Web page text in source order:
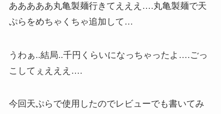
あああああ丸亀製麺行きてえええ….丸亀製麺で天
ぷらをめちゃくちゃ追加して…
うわぁ..結局..千円くらいになっちゃったよ….ごっ
こしてぇえええ….
今回天ぷらで使用したのでレビューでも書いてみ